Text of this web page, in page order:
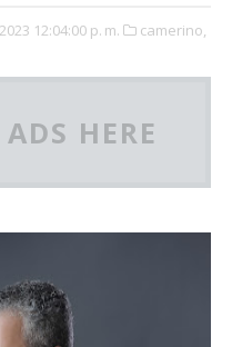
12:04:00 p. m.
camerino,
HERE